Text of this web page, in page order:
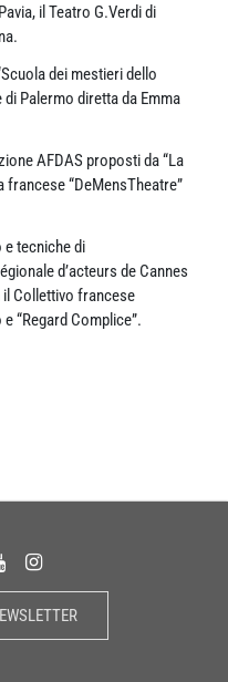
il Teatro G.Verdi di
dei mestieri dello
Palermo diretta da Emma
AFDAS proposti da “La
francese “DeMensTheatre”
e tecniche di
d’acteurs de Cannes
il Collettivo francese
“Regard Complice”.